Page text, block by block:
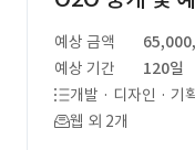
예상 금액
예상 기간
120일
개발 · 디자인 · 기
웹 외 2개